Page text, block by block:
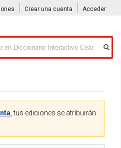
, tus ediciones se atribuirán
Crear una cuenta Acceder